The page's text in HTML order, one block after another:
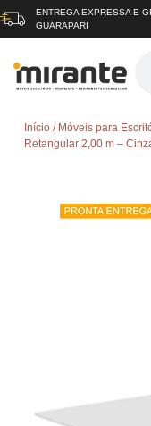
ENTREGA EXPRESSA E
GUARAPARI
Início/ Móveis para
Retangular 2,00 m –